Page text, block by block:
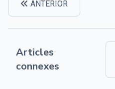
ANTERIOR
Articles
connexes